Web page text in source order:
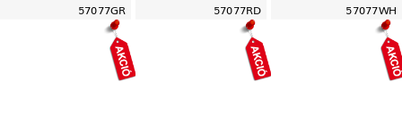
57077GR 57077RD 57077WH